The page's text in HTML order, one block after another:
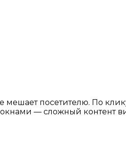
посетителю. По
— сложный контент